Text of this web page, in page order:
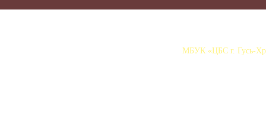
МБУК «ЦБС г. Гусь-